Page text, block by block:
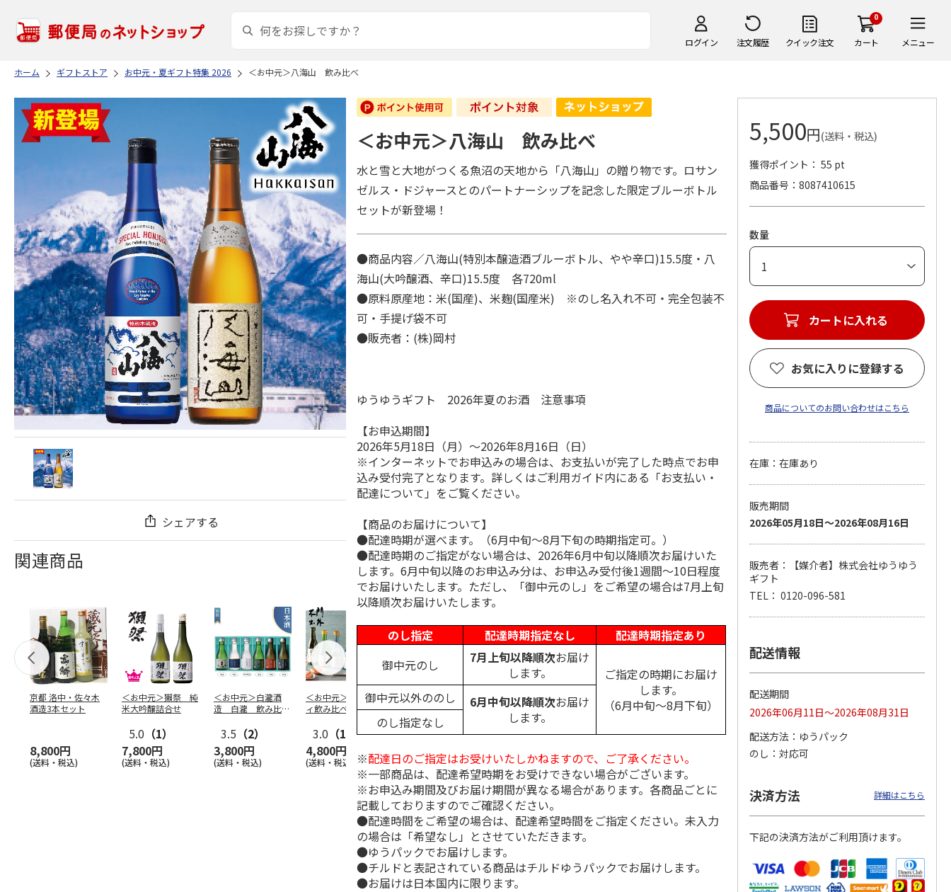
ログイン 注文履歴 クイック注文
0
カート メニュー
ホーム ギフトストア お中元・夏ギフト特集 2026 ＜お中元＞八海山 飲み比べ
シェアする
関連商品
京都 洛中・佐々木
酒造3本セット
8,800円
(送料・税込)
＜お中元＞獺祭 純
米大吟醸詰合せ
5.0 （1）
7,800円
(送料・税込)
＜お中元＞白瀧酒
造 白瀧 飲み比べ
3.5 （2）
3,800円
(送料・税込)
＜お中元＞バラエテ
ィ飲み比べ
3.0 （1）
4,800円
(送料・税込)
TAKANOME 火入れ
≪数量限定≫ショッ
プバッグなし
5.0（1）
18,700円
(送料・税込)
＜お中元＞越乃雪椿
純米大吟醸 特Ａ山
3,500円
(送料・税込)
＜お中元＞獺祭 純
米大吟醸磨き二割三
8,980円
(送料・税込)
＜お中元＞久保田
純米大吟醸と吟醸
4.0（1）
5,650円
(送料・税込)
＜お中元＞人気一日
本酒飲み比べ
5,060円
(送料・税込)
新感覚日本酒３品セ
ット（おちょこ付）
＜お中元＞八海山 飲み比べ
水と雪と大地がつくる魚沼の天地から「八海山」の贈り物です。ロサン
ゼルス・ドジャースとのパートナーシップを記念した限定ブルーボトル
セットが新登場！
●商品内容／八海山(特別本醸造酒ブルーボトル、やや辛口)15.5度・八
海山(大吟醸酒、辛口)15.5度 各720ml
●原料原産地：米(国産)、米麹(国産米) ※のし名入れ不可・完全包装不
可・手提げ袋不可
●販売者：(株)岡村
ゆうゆうギフト 2026年夏のお酒 注意事項
【お申込期間】
2026年5月18日（月）～2026年8月16日（日）
※インターネットでお申込みの場合は、お支払いが完了した時点でお申
込み受付完了となります。詳しくはご利用ガイド内にある「お支払い・
配達について」をご覧ください。
【商品のお届けについて】
●配達時期が選べます。（6月中旬～8月下旬の時期指定可。）
●配達時期のご指定がない場合は、2026年6月中旬以降順次お届けいた
します。6月中旬以降のお申込み分は、お申込み受付後1週間～10日程度
でお届けいたします。ただし、「御中元のし」をご希望の場合は7月上旬
以降順次お届けいたします。
のし指定
配達時期指定なし
配達時期指定あり
御中元のし
7月上旬以降順次お届け
します。
ご指定の時期にお届け
します。
（6月中旬～8月下旬）
御中元以外ののし 6月中旬以降順次お届け
します。
のし指定なし
※配達日のご指定はお受けいたしかねますので、ご了承ください。
※一部商品は、配達希望時期をお受けできない場合がございます。
※お申込み期間及びお届け期間が異なる場合があります。各商品ごとに
記載しておりますのでご確認ください。
●配達時間をご希望の場合は、配達希望時間をご指定ください。未入力
の場合は「希望なし」とさせていただきます。
●ゆうパックでお届けします。
●チルドと表記されている商品はチルドゆうパックでお届けします。
●お届けは日本国内に限ります。
5,500円(送料・税込)
獲得ポイント： 55 pt
商品番号
8087410615
数量
カートに入れる
お気に入りに登録する
商品についてのお問い合わせはこちら
在庫：在庫あり
販売期間
2026年05月18日～2026年08月16日
販売者：【媒介者】株式会社ゆうゆう
ギフト
TEL： 0120-096-581
配送情報
配送期間
2026年06月11日～2026年08月31日
配送方法
ゆうパック
のし
対応可
決済方法 詳細はこちら
下記の決済方法がご利用頂けます。